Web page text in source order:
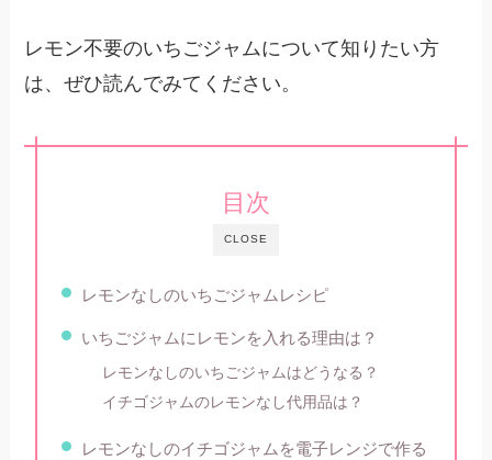
レモン不要のいちごジャムについて知りたい方
は、ぜひ読んでみてください。
CLOSE
目次
レモンなしのいちごジャムレシピ
いちごジャムにレモンを入れる理由は？
レモンなしのいちごジャムはどうなる？
イチゴジャムのレモンなし代用品は？​
レモンなしのイチゴジャムを電子レンジで作る